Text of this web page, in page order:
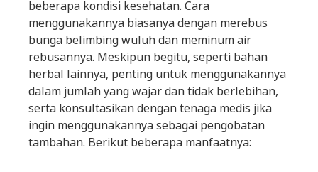
beberapa kondisi kesehatan. Cara
menggunakannya biasanya dengan merebus
bunga belimbing wuluh dan meminum air
rebusannya. Meskipun begitu, seperti bahan
herbal lainnya, penting untuk menggunakannya
dalam jumlah yang wajar dan tidak berlebihan,
serta konsultasikan dengan tenaga medis jika
ingin menggunakannya sebagai pengobatan
tambahan. Berikut beberapa manfaatnya: